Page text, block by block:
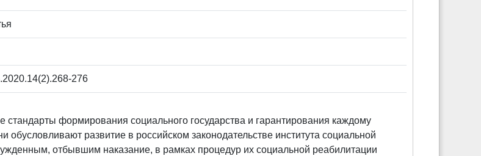
276
формирования социального государства и гарантирования каждому
обусловливают развитие в российском законодательстве института социальной
отбывшим наказание, в рамках процедур их социальной реабилитации